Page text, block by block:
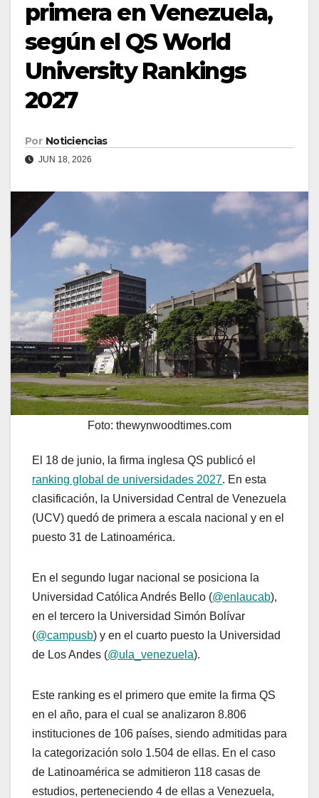
primera en Venezuela,
según el QS World
University Rankings
2027
Por Noticiencias
JUN 18, 2026
Foto: thewynwoodtimes.com
El 18 de junio, la firma inglesa QS publicó el
ranking global de universidades 2027. En esta
clasificación, la Universidad Central de Venezuela
(UCV) quedó de primera a escala nacional y en el
puesto 31 de Latinoamérica.
En el segundo lugar nacional se posiciona la
Universidad Católica Andrés Bello (@enlaucab),
en el tercero la Universidad Simón Bolívar
(@campusb) y en el cuarto puesto la Universidad
de Los Andes (@ula_venezuela).
Este ranking es el primero que emite la firma QS
en el año, para el cual se analizaron 8.806
instituciones de 106 países, siendo admitidas para
la categorización solo 1.504 de ellas. En el caso
de Latinoamérica se admitieron 118 casas de
estudios, perteneciendo 4 de ellas a Venezuela,